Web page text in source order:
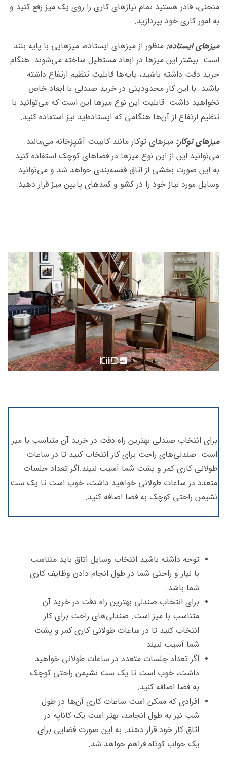
منحنی، قادر هستید تمام نیازهای کاری را روی یک میز رفع کنید و
به امور کاری خود بپردازید.
میزهای ایستاده: منظور از میزهای ایستاده، میزهایی با پایه بلند
است. بیشتر این میزها در ابعاد مستطیل ساخته می‌شوند. هنگام
خرید دقت داشته باشید، پایه‌ها قابلیت تنظیم ارتفاع داشته
باشند. با این کار محدودیتی در خرید صندلی با ابعاد خاص
نخواهید داشت. قابلیت این نوع میزها این است که می‌توانید با
تنظیم ارتفاع از آن‌ها هنگامی که ایستاده‌اید نیز استفاده کنید.
میزهای توکار: میزهای توکار مانند کابینت آشپزخانه می‌مانند.
می‌توانید این از این نوع میزها در فضاهای کوچک استفاده کنید.
به این صورت بخشی از اتاق قفسه‌بندی خواهد شد و می‌توانید
وسایل مورد نیاز خود را در کشو و کمدهای پایین میز قرار دهید.
برای انتخاب صندلی بهترین راه دقت در خرید آن متناسب با میز
است. صندلی‌های راحت برای کار انتخاب کنید تا در ساعات
طولانی کاری کمر و پشت شما آسیب نبیند.اگر تعداد جلسات
متعدد در ساعات طولانی خواهید داشت، خوب است تا یک ست
نشیمن راحتی کوچک به فضا اضافه کنید.
توجه داشته باشید انتخاب وسایل اتاق باید متناسب
با نیاز و راحتی شما در طول انجام دادن وظایف کاری
شما باشد.
برای انتخاب صندلی بهترین راه دقت در خرید آن
متناسب با میز است. صندلی‌های راحت برای کار
انتخاب کنید تا در ساعات طولانی کاری کمر و پشت
شما آسیب نبیند.
اگر تعداد جلسات متعدد در ساعات طولانی خواهید
داشت، خوب است تا یک ست نشیمن راحتی کوچک
به فضا اضافه کنید.
افرادی که ممکن است ساعات کاری آن‌ها در طول
شب نیز به طول انجامد، بهتر است یک کاناپه در
اتاق کار خود قرار دهند. به این صورت فضایی برای
یک خواب کوتاه فراهم خواهد شد.